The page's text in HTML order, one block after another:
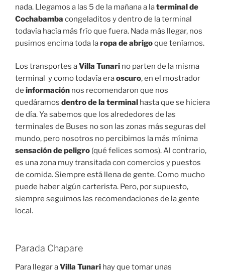
nada. Llegamos a las 5 de la mañana a laterminal de
Cochabamba congeladitos y dentro de la terminal
todavía hacía más frío que fuera. Nada más llegar, nos
pusimos encima toda laropa de abrigoque teníamos.
Los transportes aVilla Tunari no parten de la misma
terminal y como todavía eraoscuro, en el mostrador
de información nos recomendaron que nos
quedáramos dentro de la terminal hasta que se hiciera
de día. Ya sabemos que los alrededores de las
terminales de Buses no son las zonas más seguras del
mundo, pero nosotros no percibimos la más mínima
sensación de peligro (qué felices somos). Al contrario,
es una zona muy transitada con comercios y puestos
de comida. Siempre está llena de gente. Como mucho
puede haber algún carterista. Pero, por supuesto,
siempre seguimos las recomendaciones de la gente
local.
Parada Chapare
Para llegar aVilla Tunari hay que tomar unas